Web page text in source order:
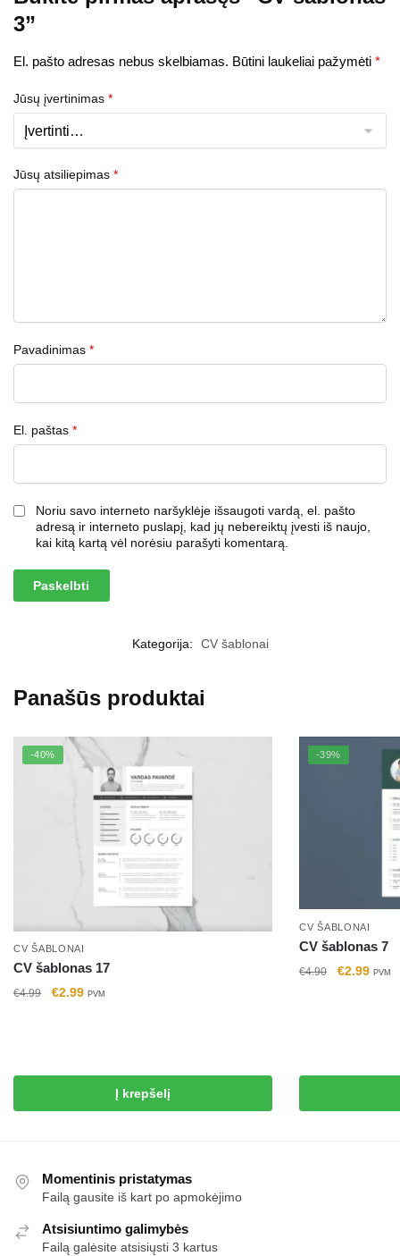
3”
El. pašto adresas nebus skelbiamas. Būtini laukeliai pažymėti *
Jūsų įvertinimas *
Jūsų atsiliepimas *
Pavadinimas *
El. paštas *
Noriu savo interneto naršyklėje išsaugoti vardą, el. pašto
adresą ir interneto puslapį, kad jų nebereiktų įvesti iš naujo,
kai kitą kartą vėl norėsiu parašyti komentarą.
Kategorija: CV šablonai
Panašūs produktai
-40%
CV ŠABLONAI
CV šablonas 17
€4.99
Original
€2.99Current
PVM
Į krepšelį
-39%
CV ŠABLONAI
CV šablonas 7
€4.90
Original
€2.99 PVM
Momentinis pristatymas
Failą gausite iš kart po apmokėjimo
Atsisiuntimo galimybės
Failą galėsite atsisiųsti 3 kartus